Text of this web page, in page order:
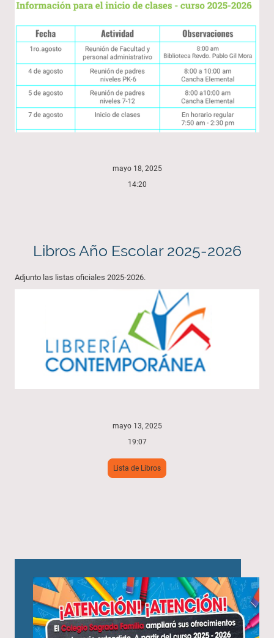
mayo 18, 2025
14:20
Libros Año Escolar 2025-2026
Adjunto las listas oficiales 2025-2026.
mayo 13, 2025
19:07
Lista de Libros